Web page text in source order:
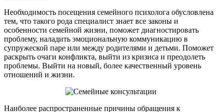
Необходимость посещения семейного психолога обусловлена
тем, что такого рода специалист знает все законы и
особенности семейной жизни, поможет диагностировать
проблему, наладить эмоциональную коммуникацию в
супружеской паре или между родителями и детьми. Поможет
раскрыть очаги конфликта, выйти из кризиса и преодолеть
проблемы. Выйти на новый, более качественный уровень
отношений и жизни.
Наиболее распространенные причины обращения к